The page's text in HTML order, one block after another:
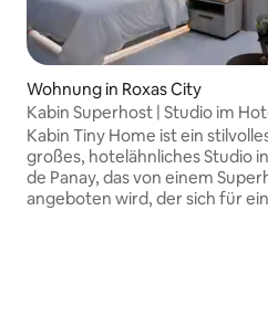
Wohnung in Roxas City
Kabin Superhost | Studio im
schnellem WLAN
Kabin Tiny Home ist ein
großes, hotelähnliches Studio
de Panay, das von einem
angeboten wird, der sich für